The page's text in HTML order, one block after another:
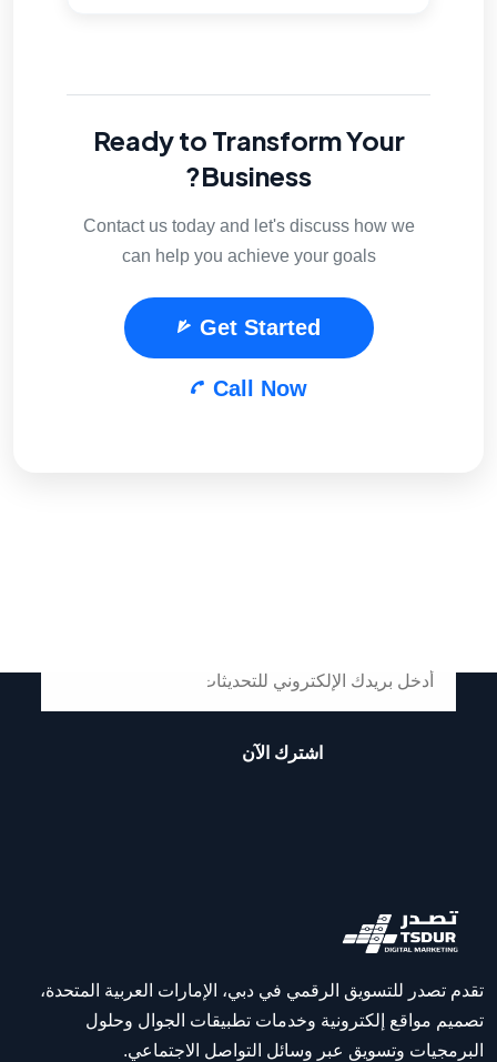
Ready to Transform Your
Business?
Contact us today and let's discuss how we
can help you achieve your goals
Get Started
Call Now
اشترك الآن
تقدم تصدر للتسويق الرقمي في دبي، الإمارات العربية المتحدة،
تصميم مواقع إلكترونية وخدمات تطبيقات الجوال وحلول
البرمجيات وتسويق عبر وسائل التواصل الاجتماعي.